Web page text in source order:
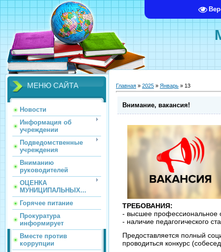
МЕНЮ САЙТА
Новости
Информация об
учреждении
Подведомственные
учреждения
Вниманию
руководителей
ОЦЕНКА
МУНИЦИПАЛЬНЫХ...
Горячее питание
Прокуратура
информирует
Вместе против
коррупции
Главная » 2025 » Январь » 13
Внимание, вакансия!
ТРЕБОВАНИЯ:
- высшее профессиональное
- наличие педагогического
Предоставляется полный
проводиться конкурс